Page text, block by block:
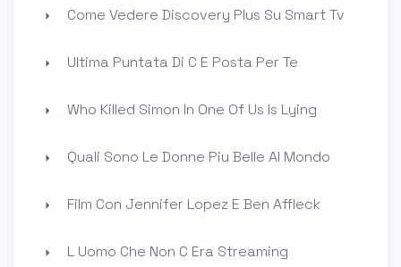
Come Vedere Discovery Plus Su Smart Tv
Ultima Puntata Di C E Posta Per Te
Who Killed Simon In One Of Us Is Lying
Quali Sono Le Donne Piu Belle Al Mondo
Film Con Jennifer Lopez E Ben Affleck
L Uomo Che Non C Era Streaming